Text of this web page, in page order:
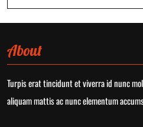
About
Turpis erat tincidunt et viverra id nunc
aliquam mattis ac nunc elementum